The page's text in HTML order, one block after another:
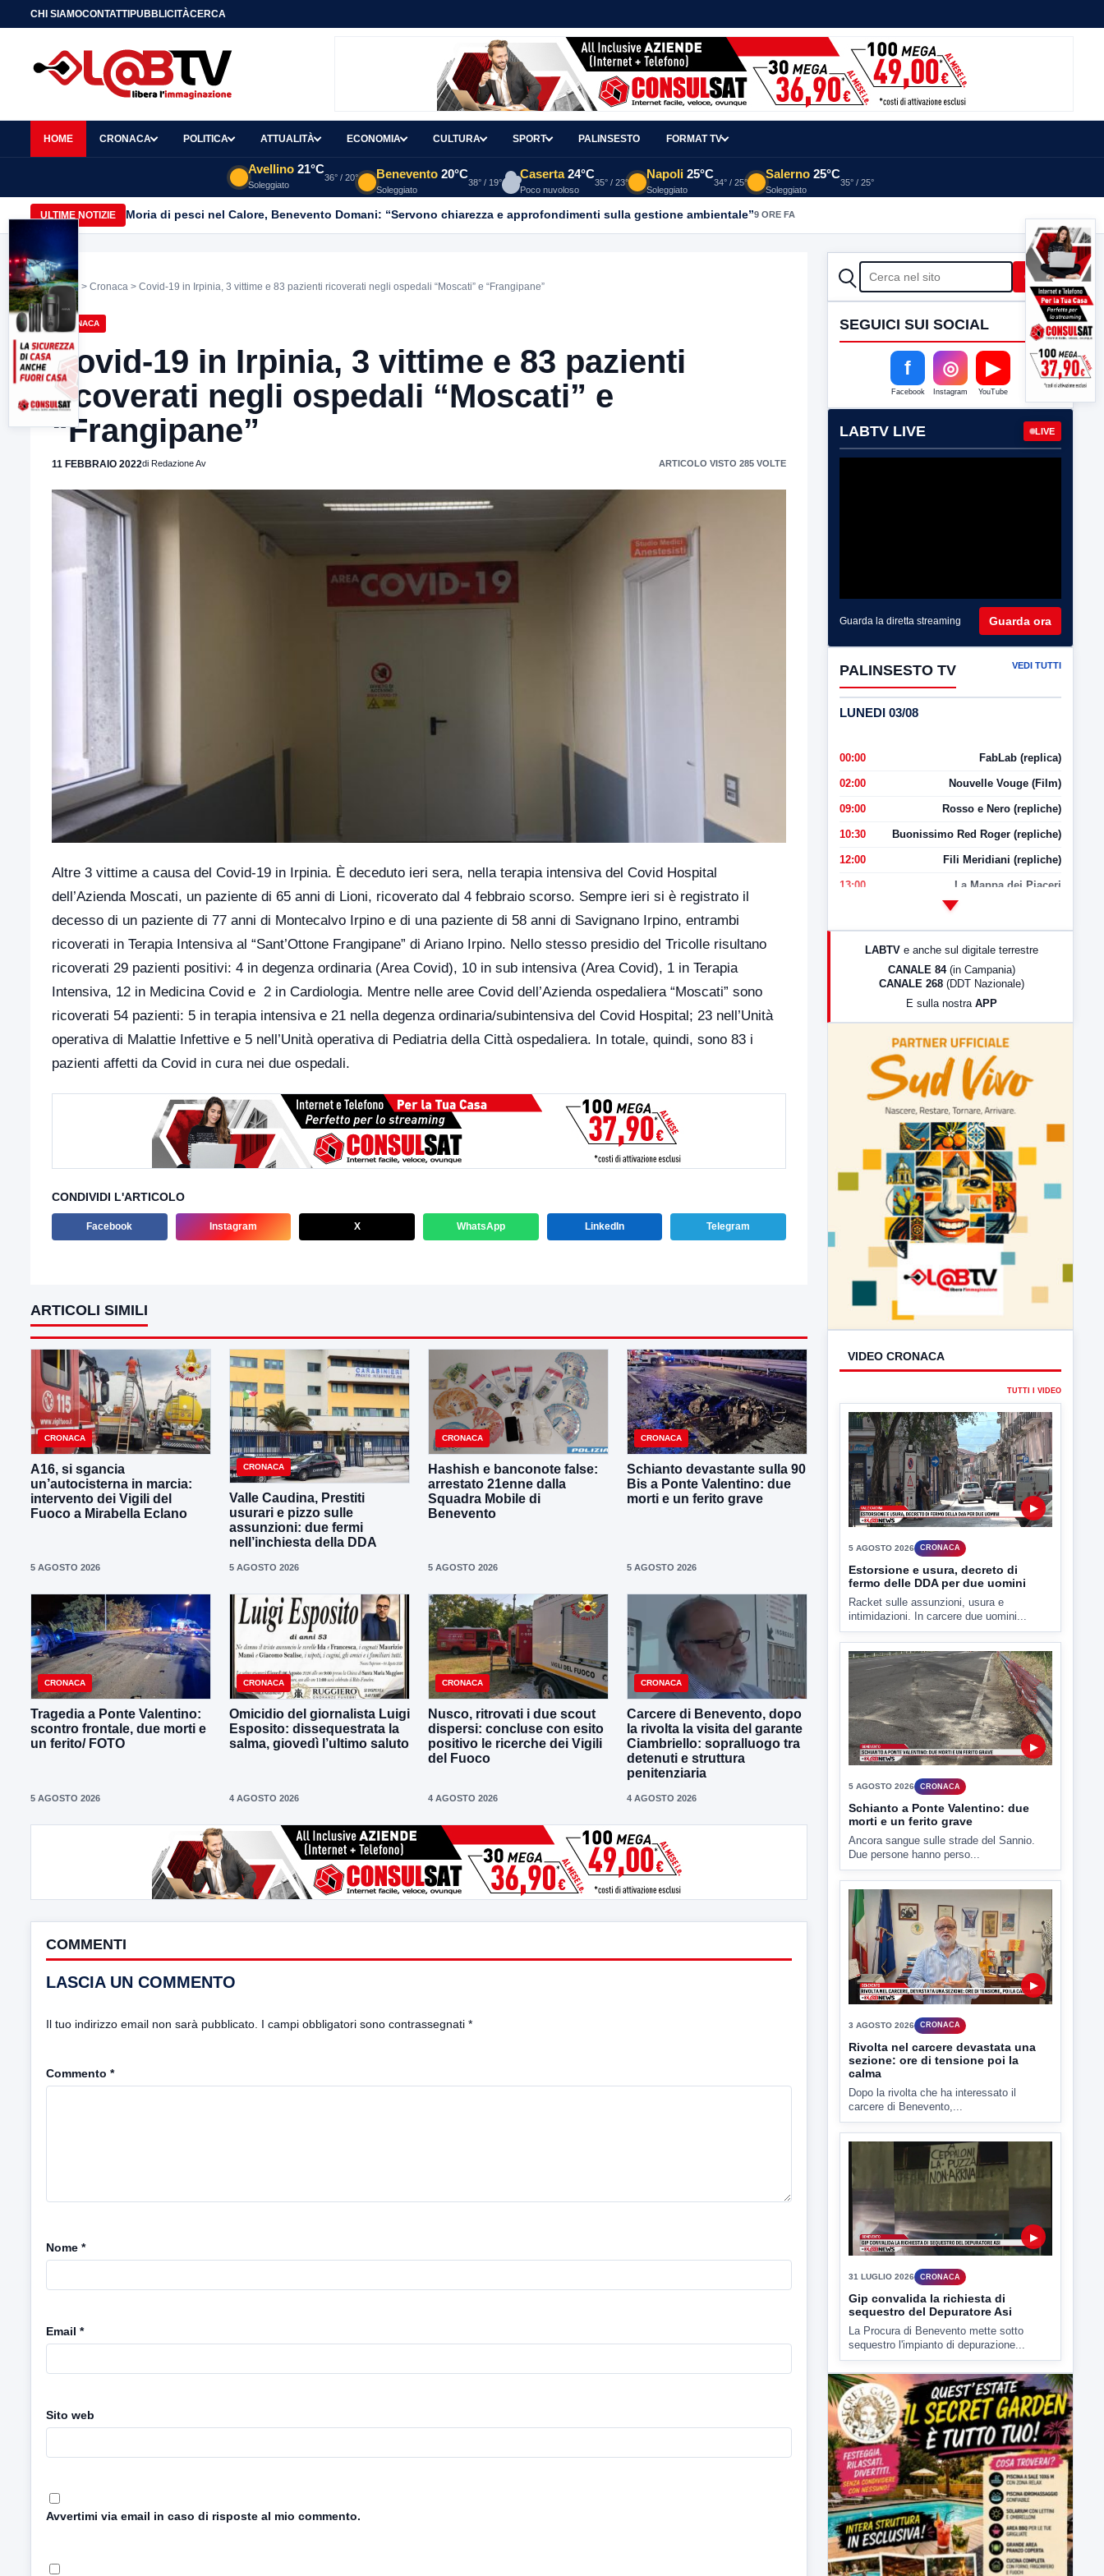
CHI SIAMOCONTATTIPUBBLICITÀCERCA
HOME CRONACA POLITICA ATTUALITÀ ECONOMIA CULTURA SPORT PALINSESTO FORMAT TV
Avellino 21°C
Soleggiato
36° / 20° Benevento 20°C
Soleggiato
38° / 19°
Caserta 24°C
Poco nuvoloso
35° / 23°
Napoli 25°C
Soleggiato
34° / 25°
Salerno 25°C
Soleggiato
35° / 25°
ULTIME NOTIZIE Moria di pesci nel Calore, Benevento Domani: “Servono chiarezza e approfondimenti sulla gestione ambientale”9 ORE FA
Home > Cronaca > Covid-19 in Irpinia, 3 vittime e 83 pazienti ricoverati negli ospedali “Moscati” e “Frangipane”
CRONACA
Covid-19 in Irpinia, 3 vittime e 83 pazienti
ricoverati negli ospedali “Moscati” e
“Frangipane”
11 FEBBRAIO 2022di Redazione Av ARTICOLO VISTO 285 VOLTE
Altre 3 vittime a causa del Covid-19 in Irpinia. È deceduto ieri sera, nella terapia intensiva del Covid Hospital
dell’Azienda Moscati, un paziente di 65 anni di Lioni, ricoverato dal 4 febbraio scorso. Sempre ieri si è registrato il
decesso di un paziente di 77 anni di Montecalvo Irpino e di una paziente di 58 anni di Savignano Irpino, entrambi
ricoverati in Terapia Intensiva al “Sant’Ottone Frangipane” di Ariano Irpino. Nello stesso presidio del Tricolle risultano
ricoverati 29 pazienti positivi: 4 in degenza ordinaria (Area Covid), 10 in sub intensiva (Area Covid), 1 in Terapia
Intensiva, 12 in Medicina Covid e 2 in Cardiologia. Mentre nelle aree Covid dell’Azienda ospedaliera “Moscati” sono
ricoverati 54 pazienti: 5 in terapia intensiva e 21 nella degenza ordinaria/subintensiva del Covid Hospital; 23 nell’Unità
operativa di Malattie Infettive e 5 nell’Unità operativa di Pediatria della Città ospedaliera. In totale, quindi, sono 83 i
pazienti affetti da Covid in cura nei due ospedali.
CONDIVIDI L'ARTICOLO
Facebook Instagram X WhatsApp LinkedIn Telegram
ARTICOLI SIMILI
CRONACA
A16, si sgancia
un’autocisterna in marcia:
intervento dei Vigili del
Fuoco a Mirabella Eclano
5 AGOSTO 2026
CRONACA
Valle Caudina, Prestiti
usurari e pizzo sulle
assunzioni: due fermi
nell’inchiesta della DDA
5 AGOSTO 2026
CRONACA
Hashish e banconote false:
arrestato 21enne dalla
Squadra Mobile di
Benevento
5 AGOSTO 2026
CRONACA
Schianto devastante sulla 90
Bis a Ponte Valentino: due
morti e un ferito grave
5 AGOSTO 2026
CRONACA
Tragedia a Ponte Valentino:
scontro frontale, due morti e
un ferito/ FOTO
5 AGOSTO 2026
CRONACA
Omicidio del giornalista Luigi
Esposito: dissequestrata la
salma, giovedì l’ultimo saluto
4 AGOSTO 2026
CRONACA
Nusco, ritrovati i due scout
dispersi: concluse con esito
positivo le ricerche dei Vigili
del Fuoco
4 AGOSTO 2026
CRONACA
Carcere di Benevento, dopo
la rivolta la visita del garante
Ciambriello: sopralluogo tra
detenuti e struttura
penitenziaria
4 AGOSTO 2026
COMMENTI
LASCIA UN COMMENTO
Il tuo indirizzo email non sarà pubblicato. I campi obbligatori sono contrassegnati *
Commento *
Nome *
Email *
Sito web
Avvertimi via email in caso di risposte al mio commento.
CERCA Cerca
SEGUICI SUI SOCIAL
f
Facebook
◎
Instagram
▶
YouTube
LABTV LIVE LIVE
Guarda la diretta streaming Guarda ora
PALINSESTO TV VEDI TUTTI
LUNEDI 03/08
00:00 FabLab (replica)
02:00 Nouvelle Vouge (Film)
09:00 Rosso e Nero (repliche)
10:30 Buonissimo Red Roger (repliche)
12:00 Fili Meridiani (repliche)
13:00 La Mappa dei Piaceri
LabNews (Diretta)
LabNews (replica)
LABTV e anche sul digitale terrestre
CANALE 84 (in Campania)
CANALE 268 (DDT Nazionale)
E sulla nostra APP
VIDEO CRONACA
TUTTI I VIDEO
Estorsione e usura, decreto di
fermo delle DDA per due uomini
Racket sulle assunzioni, usura e
intimidazioni. In carcere due uomini...
5 AGOSTO 2026
Schianto a Ponte Valentino: due
morti e un ferito grave
Ancora sangue sulle strade del Sannio.
Due persone hanno perso...
▶
3 AGOSTO 2026
Rivolta nel carcere devastata una
sezione: ore di tensione poi la
calma
Dopo la rivolta che ha interessato il
carcere di Benevento,...
Gip convalida la richiesta di
sequestro del Depuratore Asi
La Procura di Benevento mette sotto
sequestro l'impianto di depurazione...